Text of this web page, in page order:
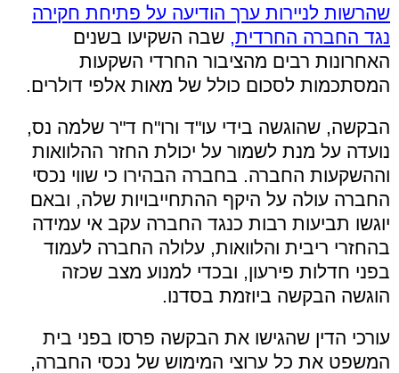
שהרשות לניירות ערך הודיעה על פתיחת חקירה
נגד החברה החרדית, שבה השקיעו בשנים
האחרונות רבים מהציבור החרדי השקעות
המסתכמות לסכום כולל של מאות אלפי דולרים.
הבקשה, שהוגשה בידי עו"ד ורו"ח ד"ר שלמה נס,
נועדה על מנת לשמור על יכולת החזר ההלוואות
וההשקעות החברה. בחברה הבהירו כי שווי נכסי
החברה עולה על היקף ההתחייבויות שלה, ובאם
יוגשו תביעות רבות כנגד החברה עקב אי עמידה
בהחזרי ריבית והלוואות, עלולה החברה לעמוד
בפני חדלות פירעון, ובכדי למנוע מצב שכזה
הוגשה הבקשה ביוזמת בסדנו.
עורכי הדין שהגישו את הבקשה פרסו בפני בית
המשפט את כל ערוצי המימוש של נכסי החברה,